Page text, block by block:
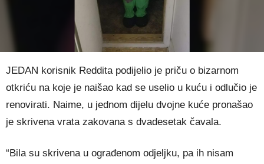
JEDAN korisnik Reddita podijelio je priču o bizarnom
otkriću na koje je naišao kad se uselio u kuću i odlučio je
renovirati. Naime, u jednom dijelu dvojne kuće pronašao
je skrivena vrata zakovana s dvadesetak čavala.
“Bila su skrivena u ograđenom odjeljku, pa ih nisam